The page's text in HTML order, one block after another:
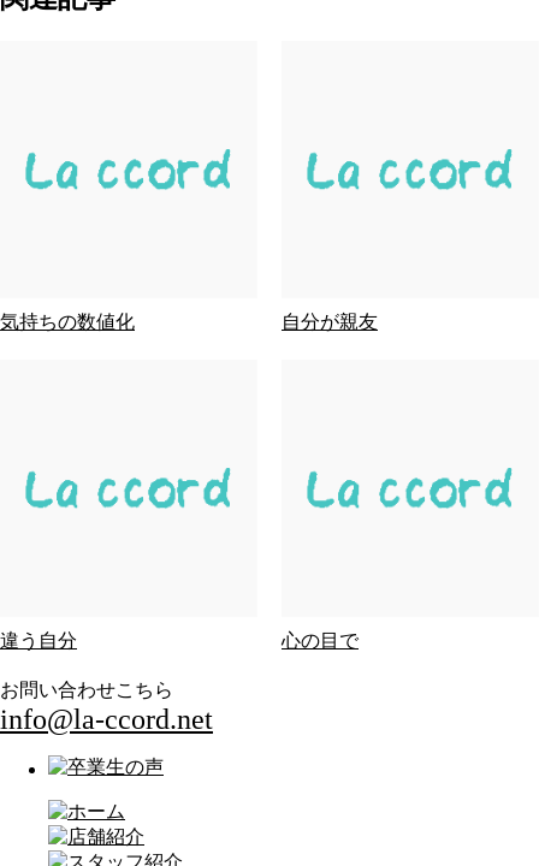
気持ちの数値化 自分が親友
違う自分 心の目で
お問い合わせこちら
info@la-ccord.net